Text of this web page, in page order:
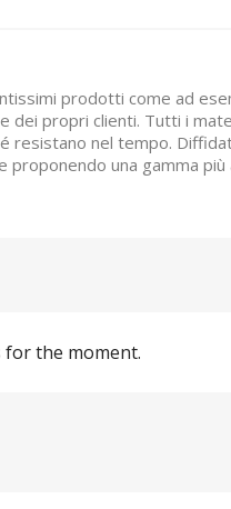
prodotti come ad
propri clienti. Tutti i
resistano nel tempo.
una gamma
for the moment.